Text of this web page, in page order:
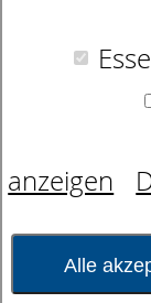
anzeigen
Alle
-